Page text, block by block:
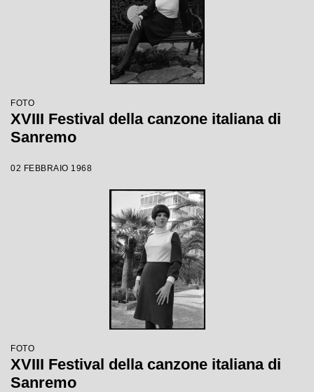
FOTO
XVIII Festival della canzone italiana di
Sanremo
02 FEBBRAIO 1968
FOTO
XVIII Festival della canzone italiana di
Sanremo